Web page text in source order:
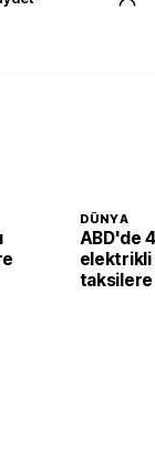
DÜNYA
ABD'de
elektrikli
taksilere